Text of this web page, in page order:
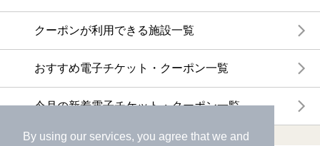
By using our services, you agree that we and
クーポンが利用できる施設一覧
おすすめ電子チケット・クーポン一覧
今月の新着電子チケット・クーポン一覧
特集・ニュース